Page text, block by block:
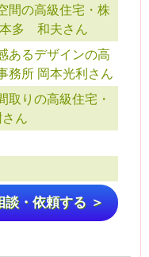
間の高級住宅・株
多 和夫さん
あるデザインの高
務所 岡本光利さん
取りの高級住宅・
ん
談・依頼する ＞